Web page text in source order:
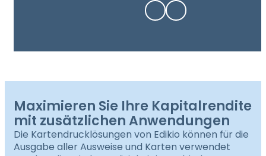
Maximieren Sie Ihre Kapitalrendite
mit zusätzlichen Anwendungen
Die Kartendrucklösungen von Edikio können für die
Ausgabe aller Ausweise und Karten verwendet